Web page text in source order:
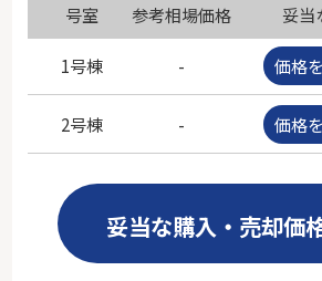
号室 参考相場価格 妥当
1号棟 - 価格
2号棟 - 価格
妥当な購入・売却価